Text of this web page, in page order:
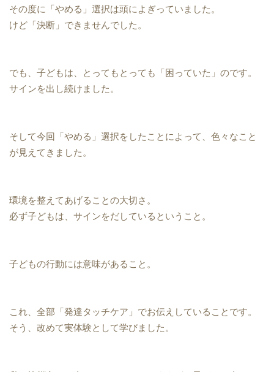
その度に「やめる」選択は頭によぎっていました。
けど「決断」できませんでした。
でも、子どもは、とってもとっても「困っていた」のです。
サインを出し続けました。
そして今回「やめる」選択をしたことによって、色々なこと
が見えてきました。
環境を整えてあげることの大切さ。
必ず子どもは、サインをだしているということ。
子どもの行動には意味があること。
これ、全部「発達タッチケア」でお伝えしていることです。
そう、改めて実体験として学びました。